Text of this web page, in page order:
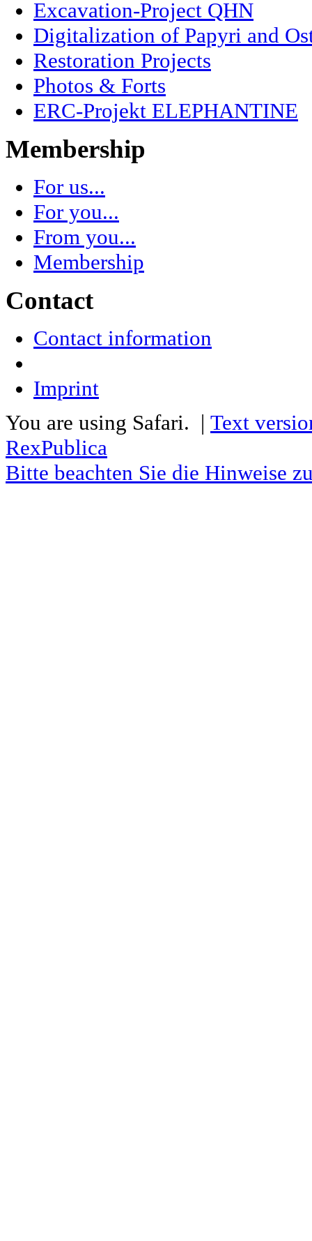
Excavation-Project QHN
Digitalization of Papyri and
Restoration Projects
Photos & Forts
ERC-Projekt ELEPHANTINE
Membership
For us...
For you...
From you...
Membership
Contact
Contact information
Imprint
You are using Safari. | Text
RexPublica
Bitte beachten Sie die Hinweise